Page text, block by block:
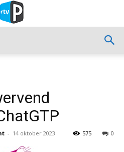
- 14 oktober 2023 0
575